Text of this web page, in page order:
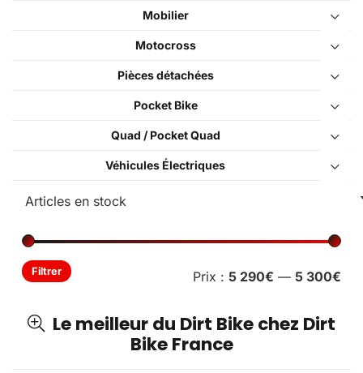
Mobilier
Motocross
Pièces détachées
Pocket Bike
Quad / Pocket Quad
Véhicules Électriques
Filtrer Prix : 5 290€ — 5 300€
Le meilleur du Dirt Bike chez Dirt
Bike France